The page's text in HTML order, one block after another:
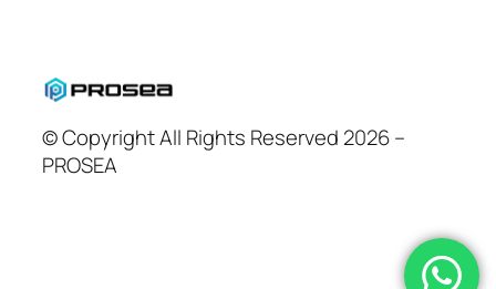
© Copyright All Rights Reserved 2026 –
PROSEA